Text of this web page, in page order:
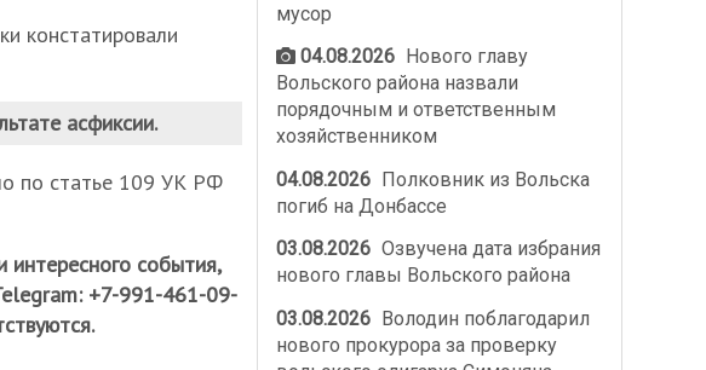
констатировали
асфиксии.
по статье 109 УК РФ
интересного события,
+7-991-461-09-
мусор
04.08.2026
Нового главу
Вольского района назвали
порядочным и ответственным
хозяйственником
04.08.2026 Полковник из Вольска
погиб на Донбассе
03.08.2026 Озвучена дата избрания
нового главы Вольского района
03.08.2026 Володин поблагодарил
нового прокурора за проверку